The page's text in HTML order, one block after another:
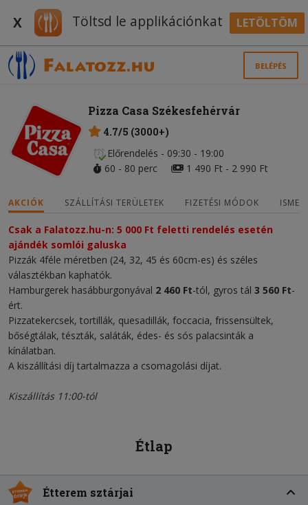
X Töltsd le applikációnkat LETÖLTÖM
BELÉPÉS
Pizza Casa Székesfehérvár
4.7/5 (3000+)
Előrendelés - 09:30 - 19:00
60 - 80 perc
1 490 Ft - 2 990 Ft
AKCIÓK SZÁLLÍTÁSI TERÜLETEK FIZETÉSI MÓDOK
Csak a Falatozz.hu-n: 5 000 Ft feletti rendelés esetén
ajándék somlói galuska
Pizzák 4féle méretben (24, 32, 45 és 60cm-es) és széles
választékban kaphatók.
Hamburgerek hasábburgonyával 2 460 Ft-tól, gyros tál 3 560 Ft-
ért.
Pizzatekercsek, tortillák, quesadillák, foccacia, frissensültek,
bőségtálak, tészták, saláták, édes- és sós palacsinták a
kínálatban.
A kiszállítási díj tartalmazza a csomagolási díjat.
Kiszállítás 11:00-tól
Étlap
Étterem sztárjai